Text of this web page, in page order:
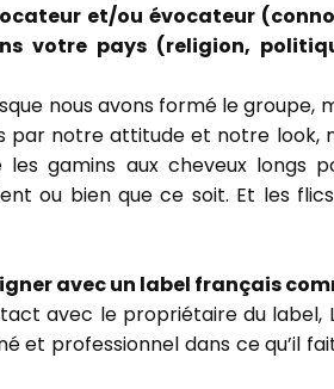
et/ou évocateur
votre pays (religion,
nous avons formé le groupe,
par notre attitude et notre look,
les gamins aux cheveux longs
ou bien que ce soit. Et les
avec un label français
avec le propriétaire du label,
et professionnel dans ce qu’il